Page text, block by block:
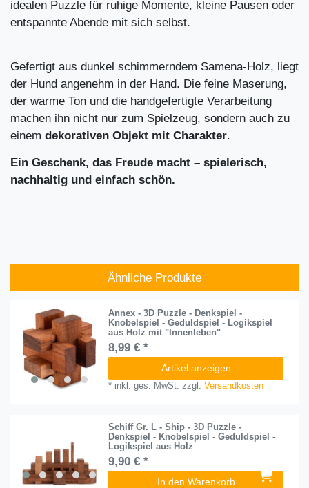
idealen Puzzle für ruhige Momente, kleine Pausen oder
entspannte Abende mit sich selbst.
Gefertigt aus dunkel schimmerndem Samena-Holz, liegt
der Hund angenehm in der Hand. Die feine Maserung,
der warme Ton und die handgefertigte Verarbeitung
machen ihn nicht nur zum Spielzeug, sondern auch zu
einem dekorativen Objekt mit Charakter.
Ein Geschenk, das Freude macht – spielerisch,
nachhaltig und einfach schön.
Ähnliche Produkte
Annex - 3D Puzzle - Denkspiel -
Knobelspiel - Geduldspiel - Logikspiel
aus Holz mit "Innenleben"
8,99 € *
Artikel anzeigen
* inkl. ges. MwSt. zzgl.Versandkosten
Schiff Gr. L - Ship - 3D Puzzle -
Denkspiel - Knobelspiel - Geduldspiel -
Logikspiel aus Holz
9,90 € *
In den Warenkorb